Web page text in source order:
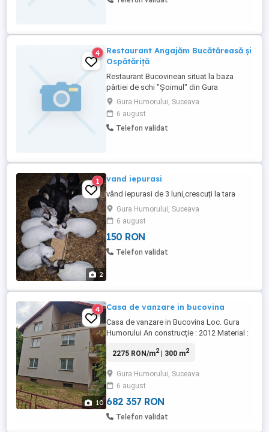
4
Restaurant Angajăm Bucătăreasă și
Ospătăriță
Restaurant Bucovinean situat la baza
pârtiei de schi "Şoimul" din Gura
Humorului angajează bucătăreasă și
ospătăriță. Detalii la telefon
Gura Humorului, Suceava
6 august
Telefon validat
2
1 vand iepurasi
vând iepurasi de 3 luni,crescuți la tara
Gura Humorului, Suceava
6 august
150 RON
Telefon validat
10
4 Casa de vanzare in bucovina
Casa de vanzare in Bucovina Loc. Gura
Humorului An construcție : 2012 Material :
Demisol : 3 camere, hol, camera centralei
baie. ...
2275 RON/m2| 300 m2
Gura Humorului, Suceava
6 august
682 357 RON
Telefon validat